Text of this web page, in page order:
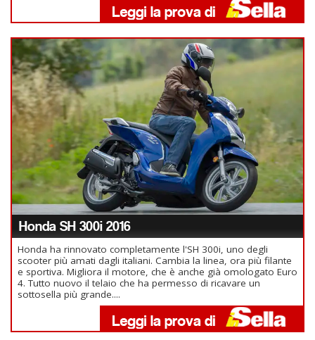
Honda SH 300i 2016
Honda ha rinnovato completamente l'SH 300i, uno degli
scooter più amati dagli italiani. Cambia la linea, ora più filante
e sportiva. Migliora il motore, che è anche già omologato Euro
4. Tutto nuovo il telaio che ha permesso di ricavare un
sottosella più grande....